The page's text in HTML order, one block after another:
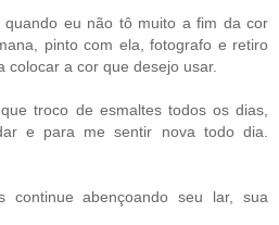
quando eu não tô muito a fim da cor
pinto com ela, fotografo e retiro
colocar a cor que desejo usar.
troco de esmaltes todos os dias,
e para me sentir nova todo dia.
continue abençoando seu lar, sua